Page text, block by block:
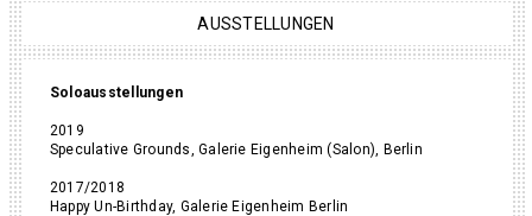
AUSSTELLUNGEN
Soloausstellungen
2019
Speculative Grounds, Galerie Eigenheim (Salon), Berlin
2017/2018
Happy Un-Birthday, Galerie Eigenheim Berlin